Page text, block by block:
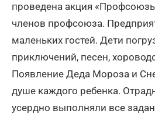
проведена акция
членов профсоюза.
маленьких гостей. Дети
приключений, песен,
Появление Деда Мороза и
душе каждого ребенка.
усердно выполняли все